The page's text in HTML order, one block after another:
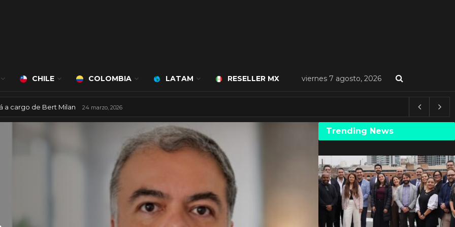
CHILE COLOMBIA LATAM RESELLER MX viernes 7 agosto, 2026
a cargo de Bert Milan 24 marzo, 2026
Trending News